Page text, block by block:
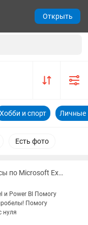
Хобби и спорт Личные
Есть фото
Доступные курсы по Microsoft Excel и Power BI
и Power BI Помогу
Помогу
нуля
Открыть